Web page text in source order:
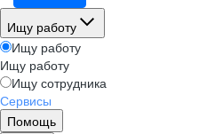
Ищу работу
Ищу работу
Ищу работу
Ищу сотрудника
Сервисы
Помощь